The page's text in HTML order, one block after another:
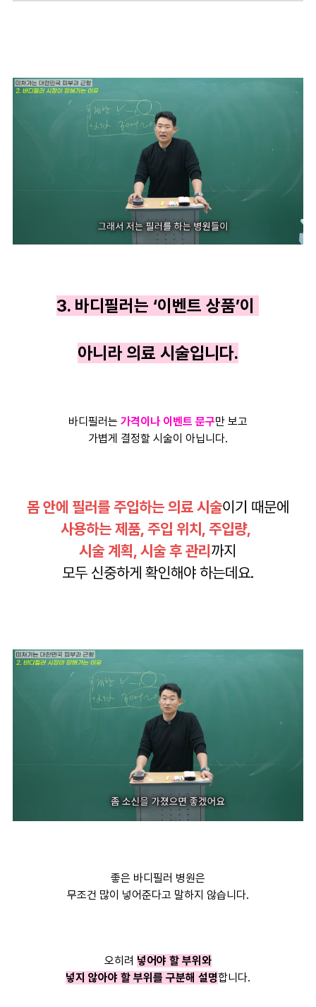
3. 바디필러는 ‘이벤트 상품’이
아니라 의료 시술입니다.
바디필러는 가격이나 이벤트 문구만 보고
가볍게 결정할 시술이 아닙니다.
몸 안에 필러를 주입하는 의료 시술이기 때문에
사용하는 제품, 주입 위치, 주입량,
시술 계획, 시술 후 관리 까지
모두 신중하게 확인해야 하는데요.
좋은 바디필러 병원은
무조건 많이 넣어준다고 말하지 않습니다.
오히려 넣어야 할 부위와
넣지 않아야 할 부위를 구분해 설명합니다.